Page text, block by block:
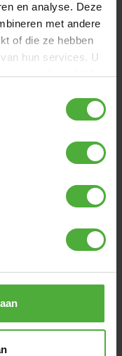
en analyse. Deze
met andere
of die ze hebben
hun services. U
onze website blijft
90 cm